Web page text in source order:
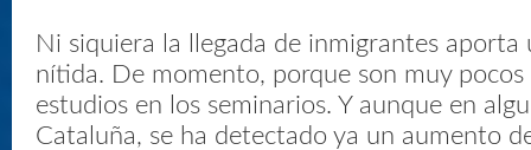
Ni siquiera la llegada de inmigrantes aporta
nítida. De momento, porque son muy pocos
estudios en los seminarios. Y aunque en
Cataluña, se ha detectado ya un aumento